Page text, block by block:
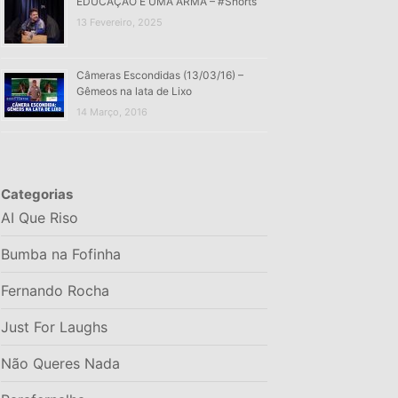
13 Fevereiro, 2025
Câmeras Escondidas (13/03/16) –
Gêmeos na lata de Lixo
14 Março, 2016
Categorias
AI Que Riso
Bumba na Fofinha
Fernando Rocha
Just For Laughs
Não Queres Nada